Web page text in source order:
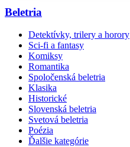
Beletria
Detektívky, trilery a horory
Sci-fi a fantasy
Komiksy
Romantika
Spoločenská beletria
Klasika
Historické
Slovenská beletria
Svetová beletria
Poézia
Ďalšie kategórie